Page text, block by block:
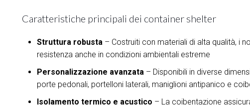
Caratteristiche principali dei container shelter
Struttura robusta – Costruiti con materiali di alta qualità, i
resistenza anche in condizioni ambientali estreme
Personalizzazione avanzata – Disponibili in diverse
porte pedonali, portelloni laterali, maniglioni antipanico e
Isolamento termico e acustico – La coibentazione